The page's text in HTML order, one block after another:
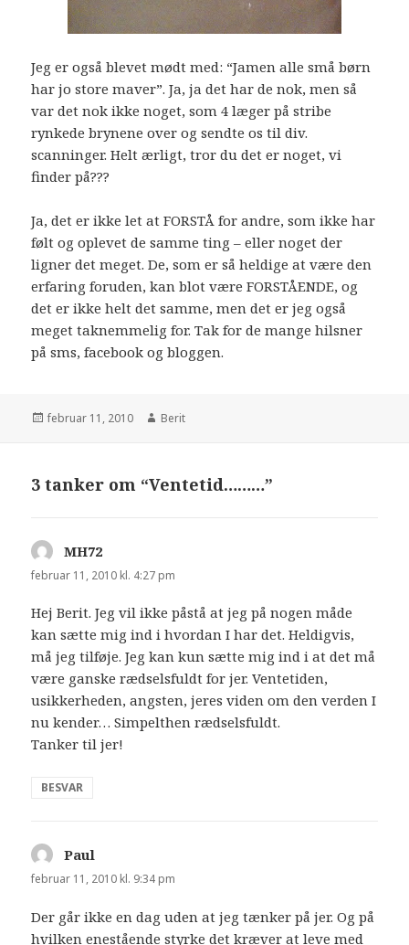
Jeg er også blevet mødt med: “Jamen alle små børn
har jo store maver”. Ja, ja det har de nok, men så
var det nok ikke noget, som 4 læger på stribe
rynkede brynene over og sendte os til div.
scanninger. Helt ærligt, tror du det er noget, vi
finder på???
Ja, det er ikke let at FORSTÅ for andre, som ikke har
følt og oplevet de samme ting – eller noget der
ligner det meget. De, som er så heldige at være den
erfaring foruden, kan blot være FORSTÅENDE, og
det er ikke helt det samme, men det er jeg også
meget taknemmelig for. Tak for de mange hilsner
på sms, facebook og bloggen.
februar 11, 2010 Berit
3 tanker om “Ventetid………”
MH72
februar 11, 2010 kl. 4:27 pm
Hej Berit. Jeg vil ikke påstå at jeg på nogen måde
kan sætte mig ind i hvordan I har det. Heldigvis,
må jeg tilføje. Jeg kan kun sætte mig ind i at det må
være ganske rædselsfuldt for jer. Ventetiden,
usikkerheden, angsten, jeres viden om den verden I
nu kender… Simpelthen rædselsfuldt.
Tanker til jer!
BESVAR
Paul
februar 11, 2010 kl. 9:34 pm
Der går ikke en dag uden at jeg tænker på jer. Og på
hvilken enestående styrke det kræver at leve med